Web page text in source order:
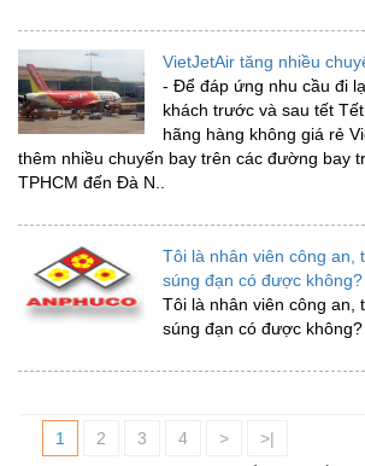
VietJetAir tăng nhiều
- Để đáp ứng nhu cầu đi
khách trước và sau tết
hãng hàng không giá rẻ
thêm nhiều chuyến bay trên các đường bay
TPHCM đến Đà N..
Tôi là nhân viên công an,
súng đạn có được không?
Tôi là nhân viên công an,
súng đạn có được không?
1 2 3 4 >
>|